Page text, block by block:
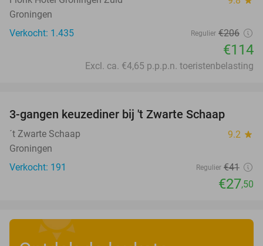
Groningen
Verkocht: 1.435
Regulier €206
€114
Excl. ca. €4,65 p.p.p.n. toeristenbelasting
3-gangen keuzediner bij 't Zwarte Schaap
´t Zwarte Schaap 9.2 star
Groningen
Verkocht: 191
Regulier €41
€27,50